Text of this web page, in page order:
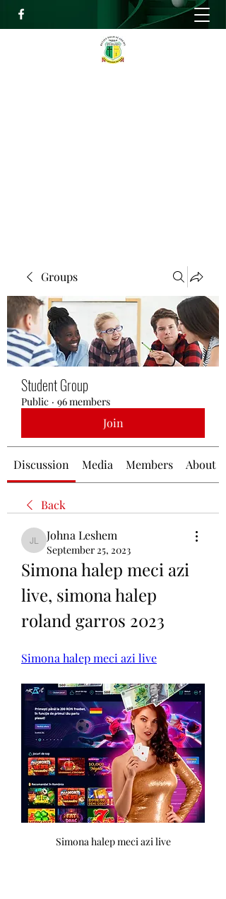
Groups
Student Group
Public · 96 members
Join
Discussion Media Members About
Back
Johna Leshem
Johna Leshem
September 25, 2023
Simona halep meci azi
live, simona halep
roland garros 2023
Simona halep meci azi live
Simona halep meci azi live